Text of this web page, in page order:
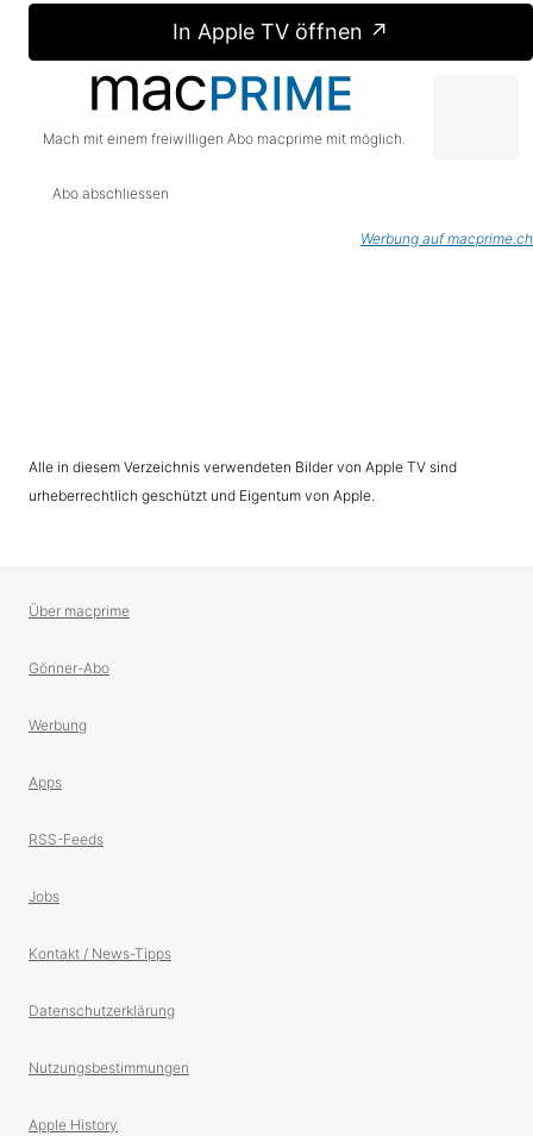
In Apple TV öffnen ↗
Mach mit einem freiwilligen Abo macprime mit möglich.
Abo abschliessen
Werbung auf macprime.ch
Alle in diesem Verzeichnis verwendeten Bilder von Apple TV sind
urheberrechtlich geschützt und Eigentum von Apple.
Über macprime
Gönner-Abo
Werbung
Apps
RSS-Feeds
Jobs
Kontakt / News-Tipps
Datenschutzerklärung
Nutzungsbestimmungen
Apple History